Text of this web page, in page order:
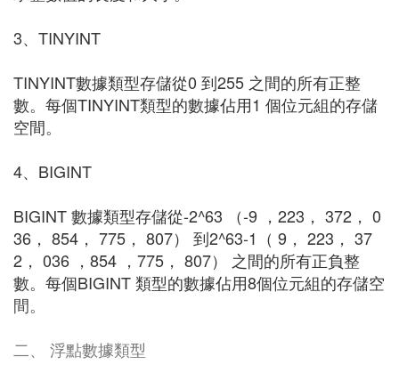
3、TINYINT
TINYINT數據類型存儲從0 到255 之間的所有正整
數。每個TINYINT類型的數據佔用1 個位元組的存儲
空間。
4、BIGINT
BIGINT 數據類型存儲從-2^63 （-9 ，223， 372， 0
36， 854， 775， 807） 到2^63-1（ 9， 223， 37
2， 036 ，854 ，775， 807） 之間的所有正負整
數。每個BIGINT 類型的數據佔用8個位元組的存儲空
間。
二、 浮點數據類型